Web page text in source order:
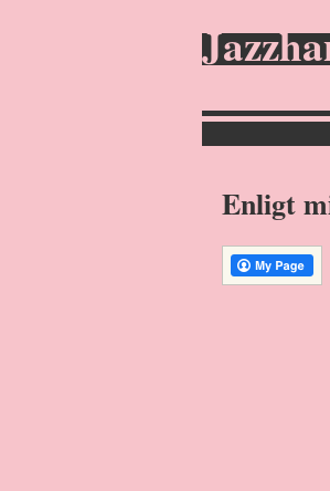
Enligt